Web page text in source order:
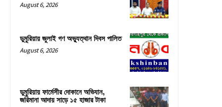
August 6, 2026
ডুমুরিয়ায় জুলাই গণ অভ্যুত্থান দিবস পালিত
August 6, 2026
ডুমুরিয়ায় ফার্মেসীর দোকানে অভিযান,
জরিমানা আদায় সাড়ে ১৫ হাজার টাকা